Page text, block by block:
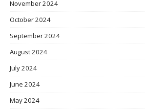
November 2024
October 2024
September 2024
August 2024
July 2024
June 2024
May 2024